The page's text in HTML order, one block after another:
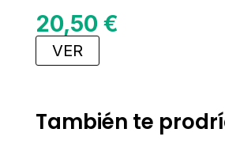
20,50 €
VER
También te